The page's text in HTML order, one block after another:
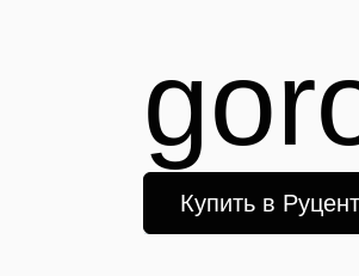
Купить в